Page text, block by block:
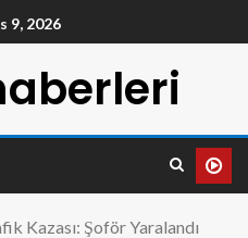
9, 2026
Kazası: Şoför Yaralandı